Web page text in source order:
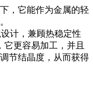
，它能作为金属的轻
计，兼顾热稳定性
它更容易加工，并且
节结晶度，从而获得